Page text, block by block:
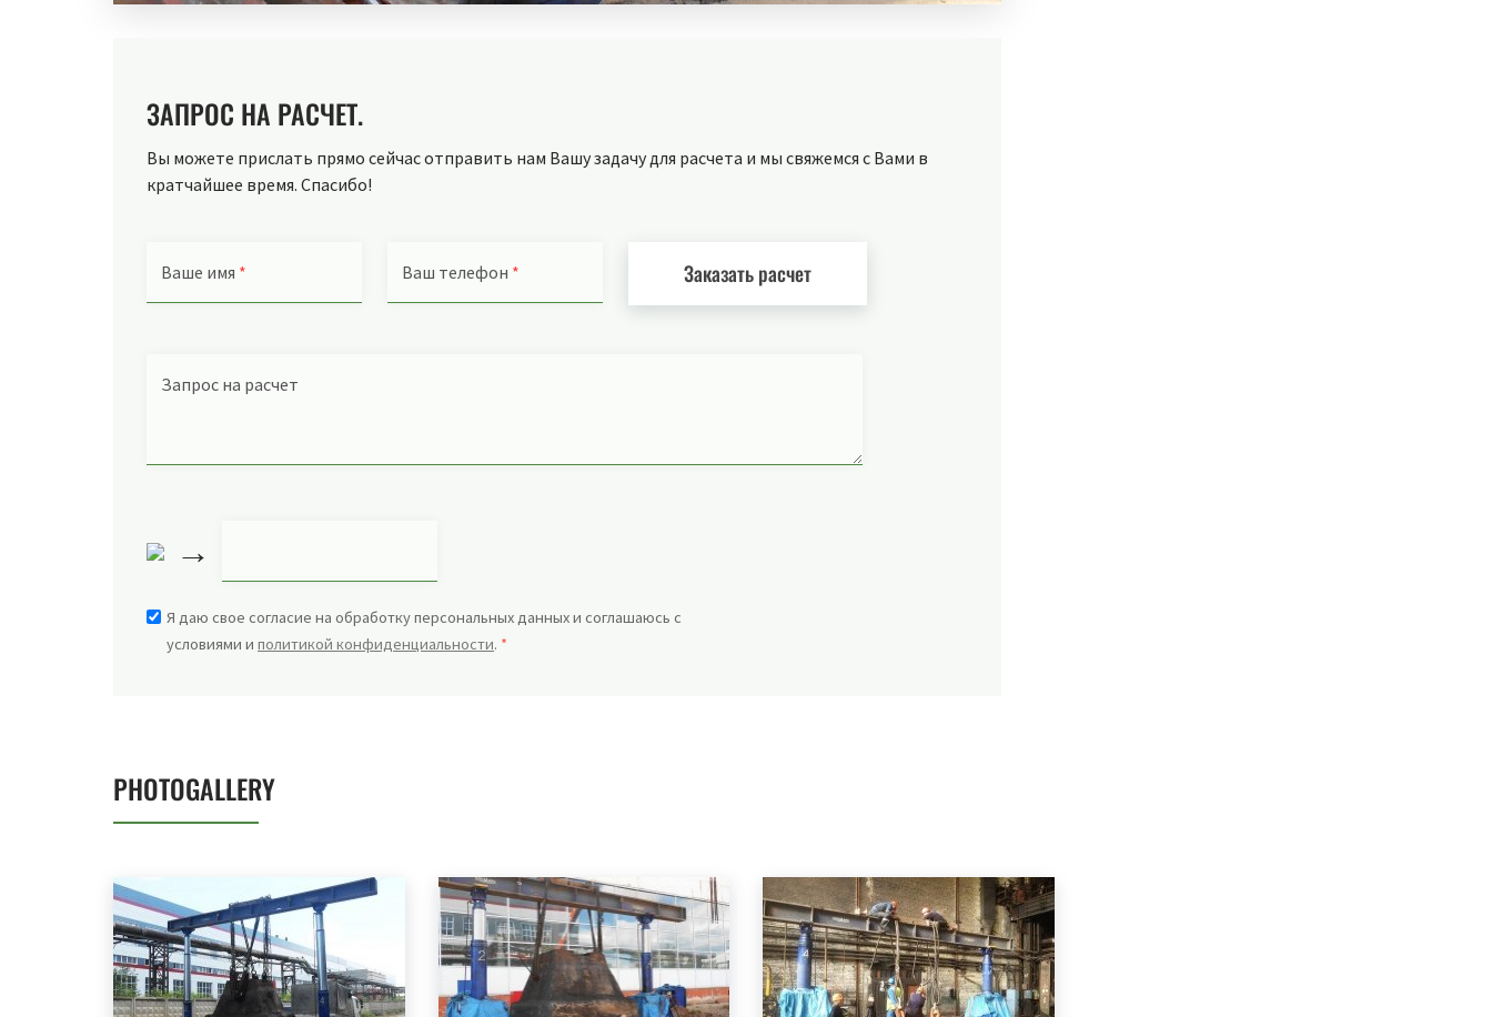
ЗАПРОС НА РАСЧЕТ.
Вы можете прислать прямо сейчас отправить нам Вашу задачу для расчета и мы свяжемся с Вами в
кратчайшее время. Спасибо!
Ваше имя * Ваш телефон * Заказать расчет
Запрос на расчет
→
Я даю свое согласие на обработку персональных данных и соглашаюсь с
условиями и политикой конфиденциальности. *
PHOTOGALLERY